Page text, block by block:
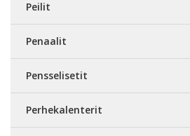
Peilit
Penaalit
Pensselisetit
Perhekalenterit